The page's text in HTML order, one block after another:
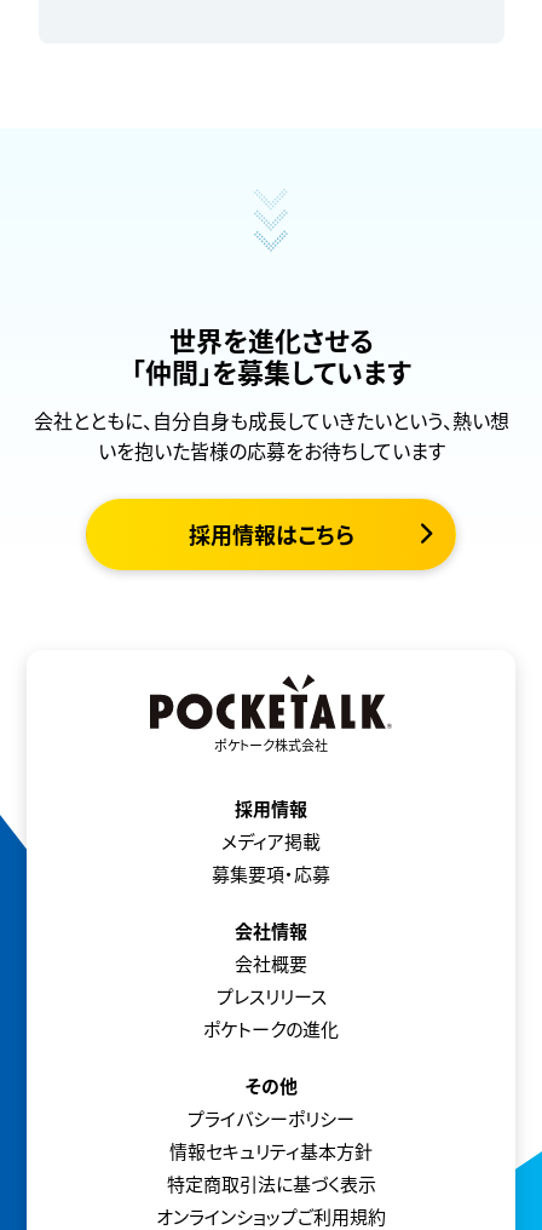
世界を進化させる
「仲間」を募集しています
会社とともに、自分自身も成長していきたいという、熱い想
いを抱いた皆様の応募をお待ちしています
採用情報はこちら
ポケトーク株式会社
採用情報
メディア掲載
募集要項・応募
会社情報
会社概要
プレスリリース
ポケトークの進化
その他
プライバシーポリシー
情報セキュリティ基本方針
特定商取引法に基づく表示
オンラインショップご利用規約